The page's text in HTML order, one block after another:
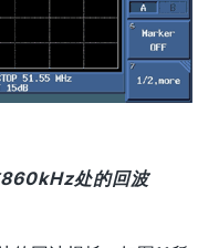
处的回波